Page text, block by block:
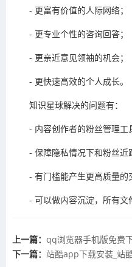
- 更富有价值的人际网络；
- 更专业个性的咨询回答；
- 更亲近意见领袖的机会；
- 更快速高效的个人成长。
知识星球解决的问题有：
- 内容创作者的粉丝管理工
- 保障隐私情况下和粉丝近
- 有门槛能产生更高质量的
- 可以做内容沉淀，所有文
上一篇： ​qq浏览器手机版免费
下一篇： 站酷app下载安装_站